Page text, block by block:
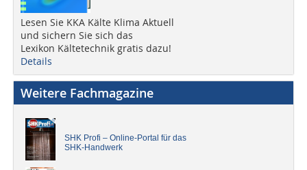
Lesen Sie KKA Kälte Klima Aktuell
und sichern Sie sich das
Lexikon Kältetechnik gratis dazu!
Details
Weitere Fachmagazine
SHK Profi – Online-Portal für das
SHK-Handwerk